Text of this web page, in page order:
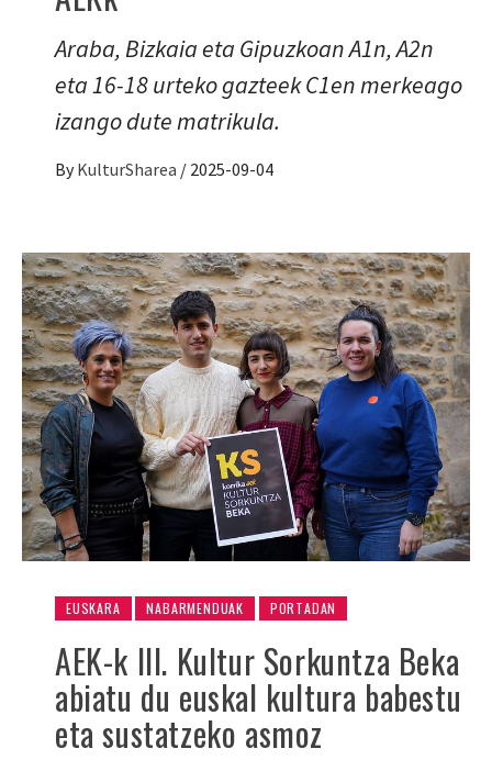
Araba, Bizkaia eta Gipuzkoan A1n, A2n
eta 16-18 urteko gazteek C1en merkeago
izango dute matrikula.
By KulturSharea / 2025-09-04
EUSKARA NABARMENDUAK PORTADAN
AEK-k III. Kultur Sorkuntza Beka
abiatu du euskal kultura babestu
eta sustatzeko asmoz